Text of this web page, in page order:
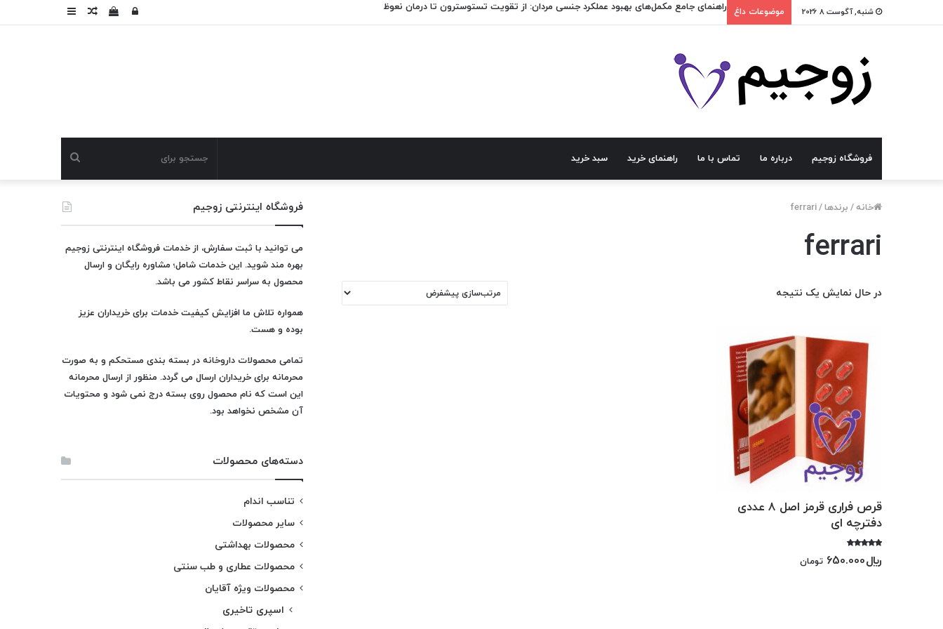
شنبه, آگوست 8 2026 موضوعات داغ راهنمای جامع مکمل‌های بهبود عملکرد جنسی مردان: از تقویت تستوسترون تا درمان نعوظ سایدبارنوشتهدیدن ورود
فروشگاه زوجیم درباره ما تماس با ما راهنمای خرید سبد خرید جستجو
برای
خانه / برندها/
ferrari
ferrari
در حال نمایش یک نتیجه
قرص فراری قرمز اصل 8 عددی
دفترچه ای
5.00
﷼650.000 تومان
فروشگاه اینترنتی زوجیم
می توانید با ثبت سفارش، از خدمات فروشگاه اینترنتی زوجیم
بهره مند شوید. این خدمات شامل؛ مشاوره رایگان و ارسال
محصول به سراسر نقاط کشور می باشد.
همواره تلاش ما افزایش کیفیت خدمات برای خریداران عزیز
بوده و هست.
تمامی محصولاتداروخانه در بسته بندی مستحکم و به صورت
محرمانه برای خریداران ارسال می گردد. منظور از ارسال محرمانه
این است که نام محصول روی بسته درج نمی شود و محتویات
آن مشخص نخواهد بود.
دسته‌های محصولات
تناسب اندام
سایر محصولات
محصولات بهداشتی
محصولات عطاری و طب سنتی
محصولات ویژه آقایان
اسپری تاخیری